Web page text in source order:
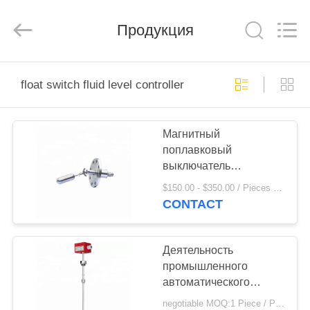
ПРОДУКТЫ
ПУТЕШЕСТВИЕ
ФАБРИКИ
Co.,
Reserved.
Продукция
float switch fluid level controller
Магнитный
поплавковый
выключатель
жидкостного уровня
воды
$150.00 - $350.00 / Pieces MOQ:1 Piece / Pieces
CONTACT
Деятельность
промышленного
автоматического
регулятора воды
negotiable MOQ:1 Piece / Pieces